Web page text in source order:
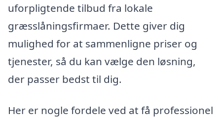
uforpligtende tilbud fra lokale
græsslåningsfirmaer. Dette giver dig
mulighed for at sammenligne priser og
tjenester, så du kan vælge den løsning,
der passer bedst til dig.
Her er nogle fordele ved at få professionel